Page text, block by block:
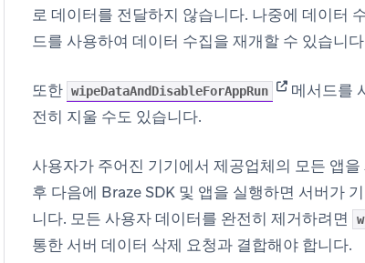
로 데이터를 전달하지 않습니다. 나중에 데이터
드를 사용하여 데이터 수집을 재개할 수 있습니
또한 wipeDataAndDisableForAppRun (opens in
메서드를
전히 지울 수도 있습니다.
사용자가 주어진 기기에서 제공업체의 모든 앱
후 다음에 Braze SDK 및 앱을 실행하면 서버가
니다. 모든 사용자 데이터를 완전히 제거하려면
통한 서버 데이터 삭제 요청과 결합해야 합니다.